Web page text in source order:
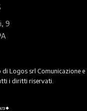
9
Logos srl Comunicazione e
i diritti riservati.